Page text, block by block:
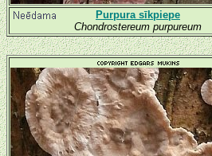
Purpura sīkpiepe
Chondrostereum purpureum